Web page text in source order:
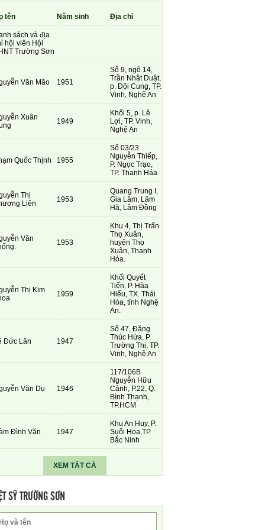
tên Năm sinh Địa chỉ
sách và địa
hội viên Hội
Trường Sơn
Văn Mão 1951
Số 9, ngõ 14,
Trần Nhật Duật,
p. Đội Cung, TP.
Vinh, Nghệ An
Xuân
1949
Khối 5, p. Lê
Lợi, TP. Vinh,
Nghệ An
Quốc Thịnh 1955
Số 03/23
Nguyễn Thiếp,
P. Ngọc Trạo,
TP. Thanh Háa
Thị
Liên
1953
Quang Trung I,
Gia Lâm, Lâm
Hà, Lâm Đồng
Văn
1953
Khu 4, Thị Trấn
Thọ Xuân,
huyện Thọ
Xuân, Thanh
Hóa.
Thị Kim
1959
Khối Quyết
Tiến, P. Hàa
Hiếu, TX. Thái
Hòa, tỉnh Nghệ
An.
Đức Lân 1947
Số 47, Đặng
Thúc Hứa, P.
Trường Thi, TP.
Vinh, Nghệ An
Văn Dụ 1946
117/106B
Nguyễn Hữu
Cảnh, P.22, Q.
Bình Thạnh,
TP.HCM
Đình Văn 1947
Khu An Huy, P.
Suối Hoa,TP
Bắc Ninh
XEM TẤT CẢ
SỸ TRƯỜNG SƠN